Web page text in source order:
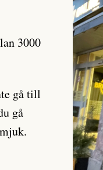
3000
gå till
gå